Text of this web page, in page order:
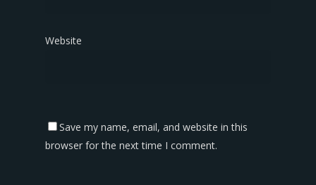
Website
Save my name, email, and website in this
browser for the next time I comment.